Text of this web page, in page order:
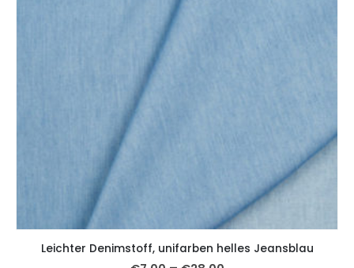
Leichter Denimstoff, unifarben helles Jeansblau